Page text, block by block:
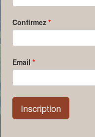
Confirmez *
Email *
Inscription